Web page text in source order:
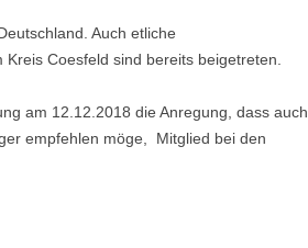
Auch etliche
Coesfeld sind bereits beigetreten.
am 12.12.2018 die Anregung, dass auch
empfehlen möge, Mitglied bei den